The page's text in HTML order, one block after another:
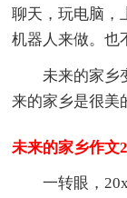
聊天，玩电脑
机器人来做。也
未来的家乡
来的家乡是很美
未来的家乡作文2
一转眼，